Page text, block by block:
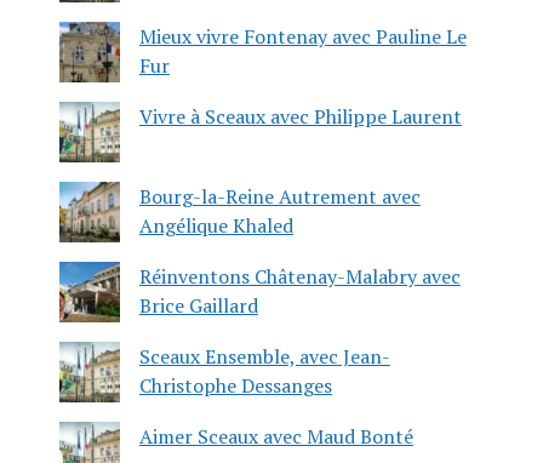
Mieux vivre Fontenay avec Pauline Le
Fur
Vivre à Sceaux avec Philippe Laurent
Bourg-la-Reine Autrement avec
Angélique Khaled
Réinventons Châtenay-Malabry avec
Brice Gaillard
Sceaux Ensemble, avec Jean-
Christophe Dessanges
Aimer Sceaux avec Maud Bonté